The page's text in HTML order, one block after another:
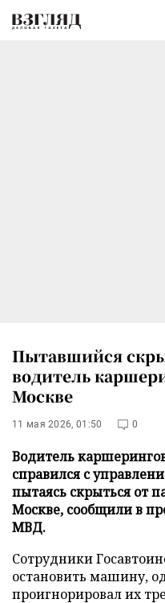
Пытавшийся
водитель
Москве
11 мая 2026, 01:50 0
Водитель
справился с
пытаясь скрыться от
Москве, сообщили в
МВД.
Сотрудники
остановить машину,
проигнорировал их